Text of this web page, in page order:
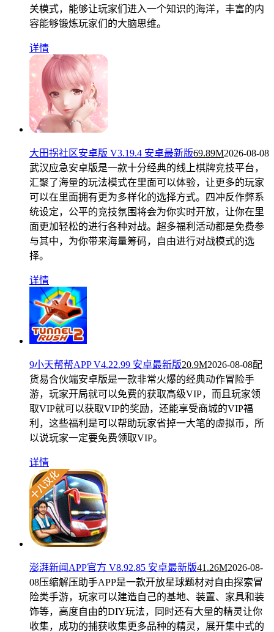
关模式，能够让玩家们进入一个知识的海洋，丰富的内
容能够锻炼玩家们的大脑思维。
详情
大田拐社区安卓版 V3.19.4 安卓最新版69.89M2026-08-08
武汉应急安卓版是一款十分经典的线上棋牌竞技平台，
汇聚了海量的玩法模式在里面可以体验，让更多的玩家
可以在里面拥有更为多样化的选择方式。四冲反作弊系
统设定，公平的竞技氛围将会为你实时开放，让你在里
面更加轻松的进行各种对战。超多福利活动都是免费参
与其中，为你带来海量筹码，自由进行对战模式的选
择。
详情
9小天帮帮APP V4.22.99 安卓最新版20.9M2026-08-08配
货易合伙端安卓版是一款非常火爆的经典动作冒险手
游，玩家开局就可以免费的获取高级VIP，而且玩家领
取VIP就可以获取VIP的奖励，还能享受商城的VIP福
利，这些福利是可以帮助玩家省掉一大笔的虚拟币，所
以说玩家一定要免费领取VIP。
详情
澎湃新闻APP官方 V8.92.85 安卓最新版41.26M2026-08-
08压缩解压助手APP是一款开放星球题材对自由探索冒
险类手游，玩家可以建造自己的基地、装置、家具和装
饰等，高度自由的DIY玩法，同时还有大量的精灵让你
收集，成功的捕获收集更多品种的精灵，展开集中式的